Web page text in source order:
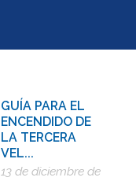
GUÍA PARA EL
ENCENDIDO DE
LA TERCERA
VEL...
13 de diciembre de